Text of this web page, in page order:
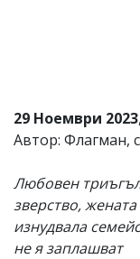
29 Ноември 2023
Автор: Флагман,
Любовен
зверство,
изнудвала
не я заплашват